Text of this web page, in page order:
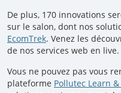
De plus, 170 innovations
sur le salon, dont nos
EcomTrek. Venez les
de nos services web en live.
Vous ne pouvez pas vous
plateforme Pollutec Learn &